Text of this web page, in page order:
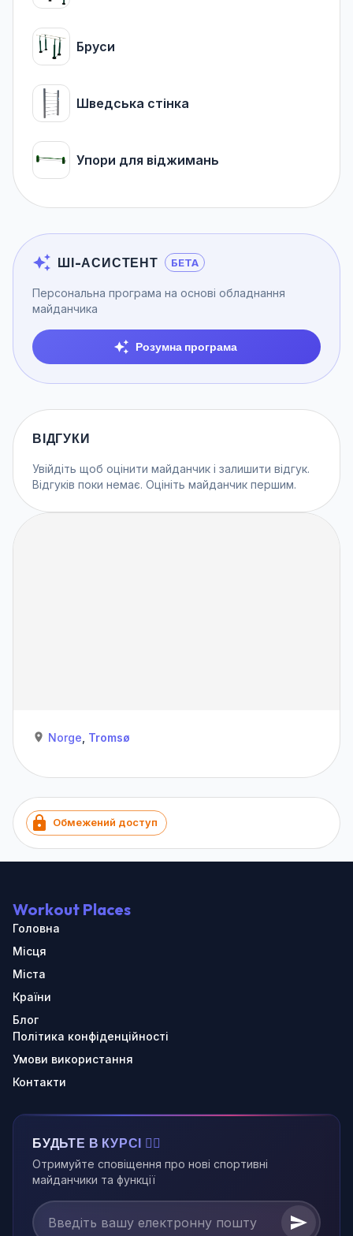
Бруси
Шведська стінка
Упори для віджимань
ШІ-АСИСТЕНТ БЕТА
Персональна програма на основі обладнання
майданчика
Розумна програма
ВІДГУКИ
Увійдіть щоб оцінити майданчик і залишити відгук.
Відгуків поки немає. Оцініть майданчик першим.
Norge Tromsø
Обмежений доступ
Workout Places
Головна
Місця
Міста
Країни
Блог
Політика конфіденційності
Умови використання
Контакти
БУДЬТЕ В КУРСІ 🏃‍♂️
Отримуйте сповіщення про нові спортивні
майданчики та функції